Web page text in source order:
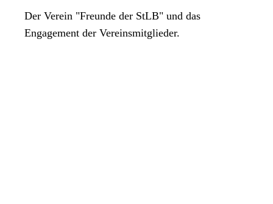
Der Verein "Freunde der StLB" und das
Engagement der Vereinsmitglieder.